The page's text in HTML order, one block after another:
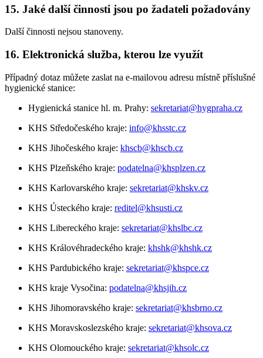
15. Jaké další činnosti jsou po žadateli požadovány
Další činnosti nejsou stanoveny.
16. Elektronická služba, kterou lze využít
Případný dotaz můžete zaslat na e-mailovou adresu místně příslušné
hygienické stanice:
Hygienická stanice hl. m. Prahy: sekretariat@hygpraha.cz
KHS Středočeského kraje: info@khsstc.cz
KHS Jihočeského kraje: khscb@khscb.cz
KHS Plzeňského kraje: podatelna@khsplzen.cz
KHS Karlovarského kraje: sekretariat@khskv.cz
KHS Ústeckého kraje: reditel@khsusti.cz
KHS Libereckého kraje: sekretariat@khslbc.cz
KHS Královéhradeckého kraje: khshk@khshk.cz
KHS Pardubického kraje: sekretariat@khspce.cz
KHS kraje Vysočina: podatelna@khsjih.cz
KHS Jihomoravského kraje: sekretariat@khsbrno.cz
KHS Moravskoslezského kraje: sekretariat@khsova.cz
KHS Olomouckého kraje: sekretariat@khsolc.cz